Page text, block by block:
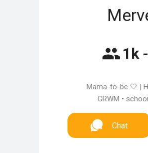
1k
Mama-to-be 🤍 |
GRWM •
Chat